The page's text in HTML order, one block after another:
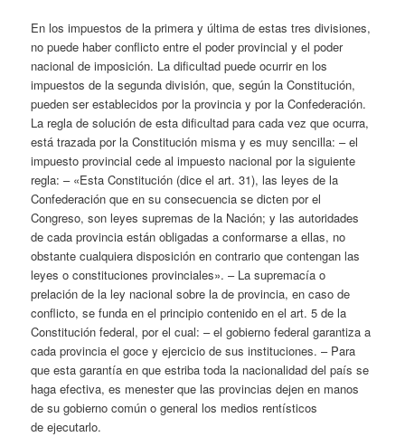
En los impuestos de la primera y última de estas tres divisiones,
no puede haber conflicto entre el poder provincial y el poder
nacional de imposición. La dificultad puede ocurrir en los
impuestos de la segunda división, que, según la Constitución,
pueden ser establecidos por la provincia y por la Confederación.
La regla de solución de esta dificultad para cada vez que ocurra,
está trazada por la Constitución misma y es muy sencilla: – el
impuesto provincial cede al impuesto nacional por la siguiente
regla: – «Esta Constitución (dice el art. 31), las leyes de la
Confederación que en su consecuencia se dicten por el
Congreso, son leyes supremas de la Nación; y las autoridades
de cada provincia están obligadas a conformarse a ellas, no
obstante cualquiera disposición en contrario que contengan las
leyes o constituciones provinciales». – La supremacía o
prelación de la ley nacional sobre la de provincia, en caso de
conflicto, se funda en el principio contenido en el art. 5 de la
Constitución federal, por el cual: – el gobierno federal garantiza a
cada provincia el goce y ejercicio de sus instituciones. – Para
que esta garantía en que estriba toda la nacionalidad del país se
haga efectiva, es menester que las provincias dejen en manos
de su gobierno común o general los medios rentísticos
deejecutarlo.